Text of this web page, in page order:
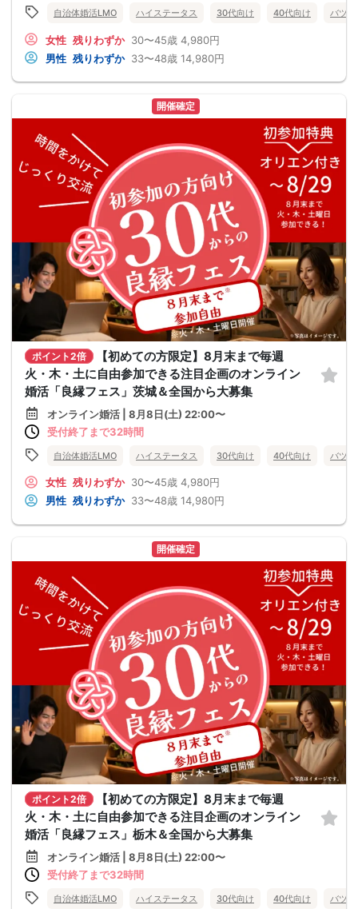
自治体婚活LMO ハイステータス 30代向け 40代向け バツ
女性 残りわずか 30〜45歳 4,980円
男性 残りわずか 33〜48歳 14,980円
開催確定
ポイント2倍
【初めての方限定】8月末まで毎週
火・木・土に自由参加できる注目企画のオンライン
婚活「良縁フェス」茨城＆全国から大募集
オンライン婚活 | 8月8日(土) 22:00〜
受付終了まで32時間
自治体婚活LMO ハイステータス 30代向け 40代向け バツ
女性 残りわずか 30〜45歳 4,980円
男性 残りわずか 33〜48歳 14,980円
開催確定
ポイント2倍
【初めての方限定】8月末まで毎週
火・木・土に自由参加できる注目企画のオンライン
婚活「良縁フェス」栃木＆全国から大募集
オンライン婚活 | 8月8日(土) 22:00〜
受付終了まで32時間
自治体婚活LMO ハイステータス 30代向け 40代向け バツ